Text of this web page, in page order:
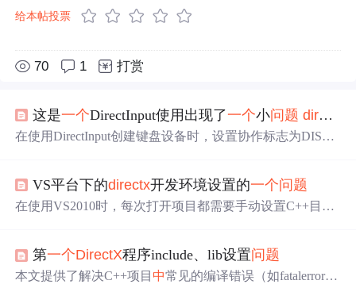
给本帖投票
70 1 打赏
这是一个DirectInput使用出现了一个小问题 directx
在使用DirectInput创建键盘设备时，设置协作标志为DISCL
程序能够通过编译，但在运行时返回错误。问题 出现在`Set
CooperativeLevel`函数，当设置为DISCL_NONEXCLUSIV
文档以找出解决方案。
VS平台下的directx开发环境设置的一个问题
在使用VS2010时，每次打开项目都需要手动设置C++目
C++目录设置，可以实现自动加载预设的目录，提高工作
效率。
第一个DirectX程序include、lib设置问题
本文提供了解决C++项目 中常见的编译错误（如fatalerror L